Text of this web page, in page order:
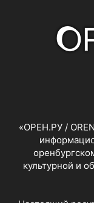
«ОРЕН.РУ /
культурной и